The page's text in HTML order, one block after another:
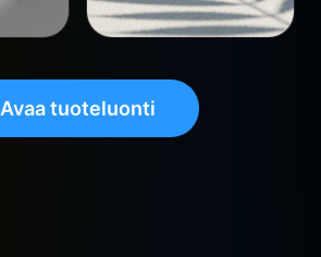
Avaa tuoteluonti